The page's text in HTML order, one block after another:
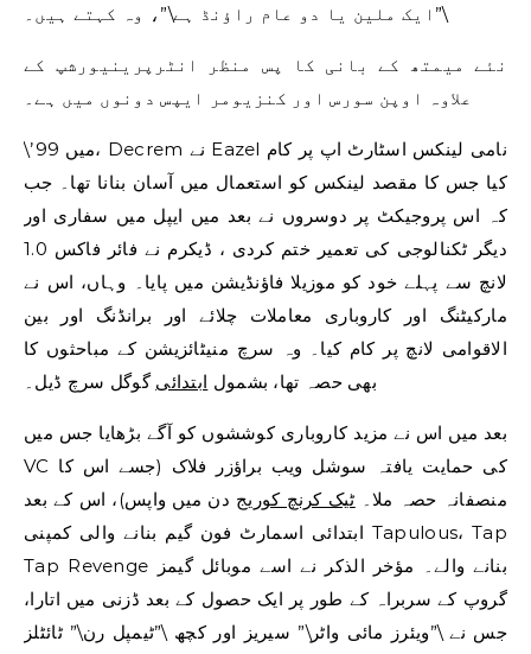
\”ایک ملین یا دو عام راؤنڈ ہے\”، وہ کہتے ہیں۔
نئے میمتھ کے بانی کا پس منظر انٹرپرینیورشپ کے
علاوہ اوپن سورس اور کنزیومر ایپس دونوں میں ہے۔
\’99 میں، Decrem نے Eazel نامی لینکس اسٹارٹ اپ پر کام
کیا جس کا مقصد لینکس کو استعمال میں آسان بنانا تھا۔ جب
کہ اس پروجیکٹ پر دوسروں نے بعد میں ایپل میں سفاری اور
دیگر ٹکنالوجی کی تعمیر ختم کردی ، ڈیکرم نے فائر فاکس 1.0
لانچ سے پہلے خود کو موزیلا فاؤنڈیشن میں پایا۔ وہاں، اس نے
مارکیٹنگ اور کاروباری معاملات چلائے اور برانڈنگ اور بین
الاقوامی لانچ پر کام کیا۔ وہ سرچ منیٹائزیشن کے مباحثوں کا
بھی حصہ تھا، بشمول ابتدائی گوگل سرچ ڈیل۔
بعد میں اس نے مزید کاروباری کوششوں کو آگے بڑھایا جس میں
VC کی حمایت یافتہ سوشل ویب براؤزر فلاک (جسے اس کا
منصفانہ حصہ ملا۔ ٹیک کرنچ کوریج دن میں واپس)، اس کے بعد
ابتدائی اسمارٹ فون گیم بنانے والی کمپنی Tapulous، Tap
Tap Revenge بنانے والے۔ مؤخر الذکر نے اسے موبائل گیمز
گروپ کے سربراہ کے طور پر ایک حصول کے بعد ڈزنی میں اتارا،
جس نے \”ویئرز مائی واٹر\” سیریز اور کچھ \”ٹیمپل رن\” ٹائٹلز